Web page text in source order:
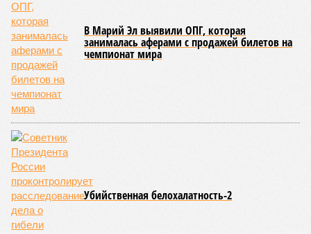
Керешу представляет собой традиционное единоборство,
уходящее корнями в культуру чувашского народа. Схватка
проходит следующим образом: соперники располагаются
лицом друг к другу, при этом через пояс каждого из них
перекинуто специальное матерчатое полотенце;
удерживаясь за этот элемент экипировки, борцы вступают
в противоборство, основная задача которого заключается в
том, чтобы опрокинуть противника.
Современная версия чувашской национальной борьбы
была создана в 1990-х годах. С того периода дисциплина
переживает этап активного возрождения, сохраняя при
этом неразрывную связь с многовековыми народными
традициями.
В настоящее время керешу демонстрирует рост